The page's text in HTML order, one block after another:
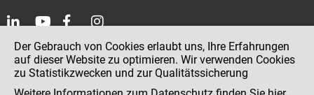
Kontakt
Impressum
Der Gebrauch von Cookies erlaubt uns, Ihre Erfahrungen
auf dieser Website zu optimieren. Wir verwenden Cookies
zu Statistikzwecken und zur Qualitätssicherung